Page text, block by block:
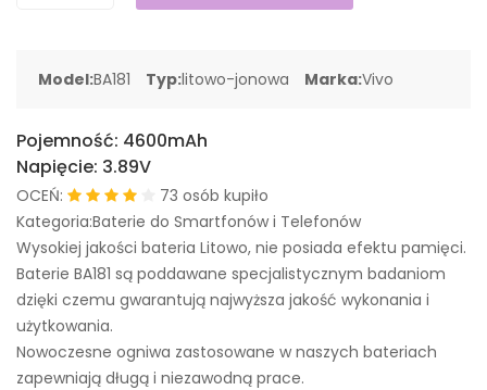
Model:BA181 Typ:litowo-jonowa Marka:Vivo
Pojemność: 4600mAh
Napięcie: 3.89V
OCEŃ:
73 osób kupiło
Kategoria:Baterie do Smartfonów i Telefonów
Wysokiej jakości bateria Litowo, nie posiada efektu pamięci.
Baterie BA181 są poddawane specjalistycznym badaniom
dzięki czemu gwarantują najwyższa jakość wykonania i
użytkowania.
Nowoczesne ogniwa zastosowane w naszych bateriach
zapewniają długą i niezawodną prace.